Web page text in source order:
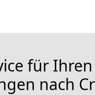
für
nach